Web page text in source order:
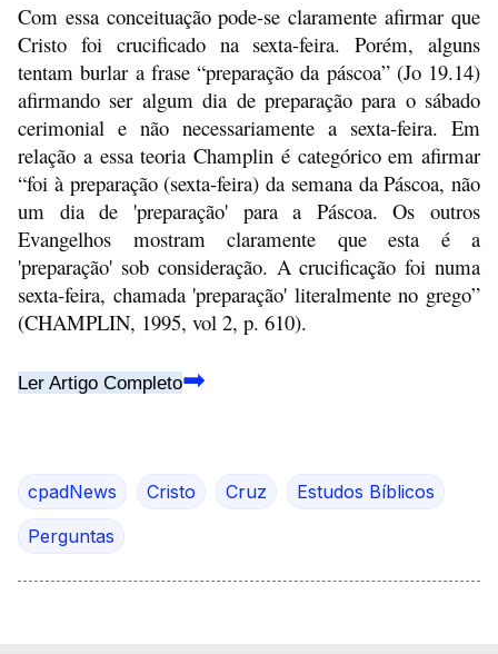
Com essa conceituação pode-se claramente afirmar que
Cristo foi crucificado na sexta-feira. Porém, alguns
tentam burlar a frase “preparação da páscoa” (Jo 19.14)
afirmando ser algum dia de preparação para o sábado
cerimonial e não necessariamente a sexta-feira. Em
relação a essa teoria Champlin é categórico em afirmar
“foi à preparação (sexta-feira) da semana da Páscoa, não
um dia de 'preparação' para a Páscoa. Os outros
Evangelhos mostram claramente que esta é a
'preparação' sob consideração. A crucificação foi numa
sexta-feira, chamada 'preparação' literalmente no grego”
(CHAMPLIN, 1995, vol 2, p. 610).
Ler Artigo Completo➡
cpadNews Cristo Cruz
Estudos Bíblicos
Perguntas